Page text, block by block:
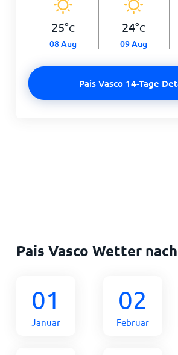
25°C
08 Aug
24°C
09 Aug
Pais Vasco 14-Tage
Pais Vasco Wetter
01
Januar
02
Februar